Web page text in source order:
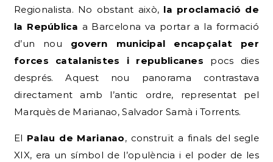
Regionalista. No obstant això, la proclamació de
la República a Barcelona va portar a la formació
d’un nou govern municipal encapçalat per
forces catalanistes i republicanes pocs dies
després. Aquest nou panorama contrastava
directament amb l’antic ordre, representat pel
Marquès de Marianao, Salvador Samà i Torrents.
El Palau de Marianao, construït a finals del segle
XIX, era un símbol de l’opulència i el poder de les